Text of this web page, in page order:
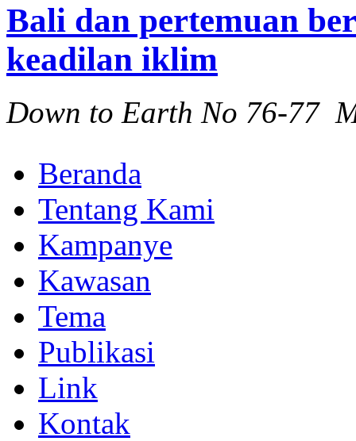
Bali dan pertemuan
keadilan iklim
Down to Earth No 76-77
Beranda
Tentang Kami
Kampanye
Kawasan
Tema
Publikasi
Link
Kontak